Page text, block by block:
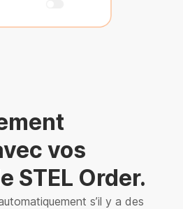
vos
STEL Order.
s’il y a des